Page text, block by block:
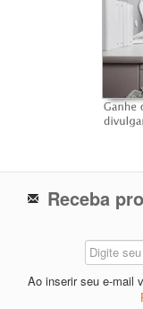
Receba
Ao inserir seu e-mail